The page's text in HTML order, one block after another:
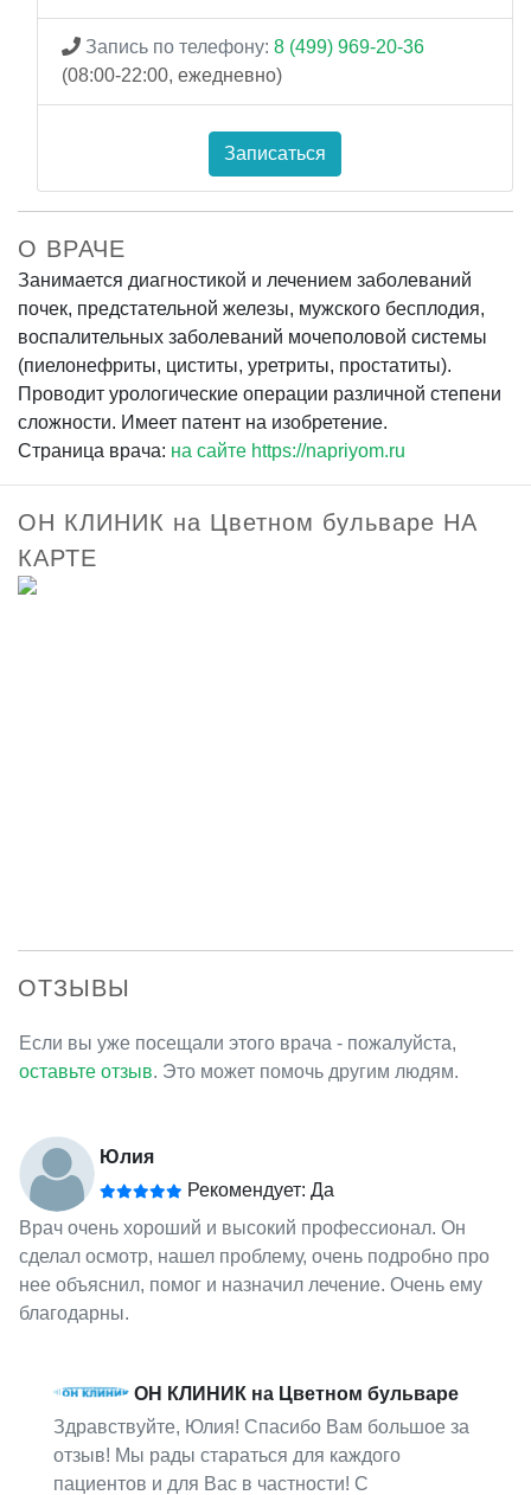
Запись по телефону: 8 (499) 969-20-36
(08:00-22:00, ежедневно)
Записаться
О ВРАЧЕ
Занимается диагностикой и лечением заболеваний
почек, предстательной железы, мужского бесплодия,
воспалительных заболеваний мочеполовой системы
(пиелонефриты, циститы, уретриты, простатиты).
Проводит урологические операции различной степени
сложности. Имеет патент на изобретение.
Страница врача: на сайте https://napriyom.ru
ОН КЛИНИК на Цветном бульваре НА
КАРТЕ
ОТЗЫВЫ
Если вы уже посещали этого врача - пожалуйста,
оставьте отзыв. Это может помочь другим людям.
Юлия
Рекомендует: Да
Врач очень хороший и высокий профессионал. Он
сделал осмотр, нашел проблему, очень подробно про
нее объяснил, помог и назначил лечение. Очень ему
благодарны.
ОН КЛИНИК на Цветном бульваре
Здравствуйте, Юлия! Спасибо Вам большое за
отзыв! Мы рады стараться для каждого
пациентов и для Вас в частности! С